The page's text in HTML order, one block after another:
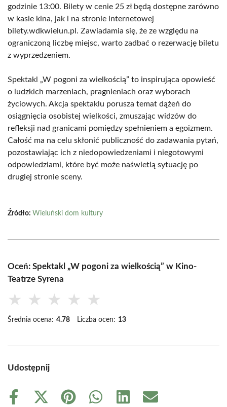
godzinie 13:00. Bilety w cenie 25 zł będą dostępne zarówno
w kasie kina, jak i na stronie internetowej
bilety.wdkwielun.pl. Zawiadamia się, że ze względu na
ograniczoną liczbę miejsc, warto zadbać o rezerwację biletu
z wyprzedzeniem.
Spektakl „W pogoni za wielkością” to inspirująca opowieść
o ludzkich marzeniach, pragnieniach oraz wyborach
życiowych. Akcja spektaklu porusza temat dążeń do
osiągnięcia osobistej wielkości, zmuszając widzów do
refleksji nad granicami pomiędzy spełnieniem a egoizmem.
Całość ma na celu skłonić publiczność do zadawania pytań,
pozostawiając ich z niedopowiedzeniami i niegotowymi
odpowiedziami, które być może naświetlą sytuację po
drugiej stronie sceny.
Źródło: Wieluński dom kultury
Oceń: Spektakl „W pogoni za wielkością” w Kino-
Teatrze Syrena
★ ★ ★ ★ ★
Średnia ocena: 4.78 Liczba ocen: 13
Udostępnij
Share
Share
Share
Share
Share
Share